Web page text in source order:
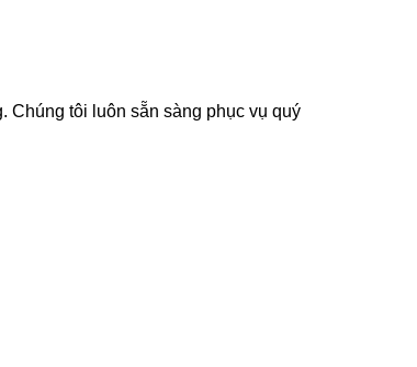
tôi luôn sẵn sàng phục vụ quý